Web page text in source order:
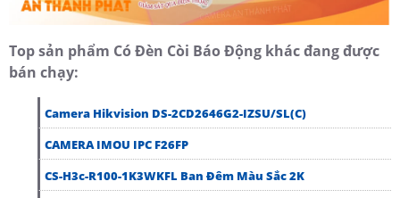
Top sản phẩm Có Đèn Còi Báo Động khác đang được
bán chạy:
Camera Hikvision DS-2CD2646G2-IZSU/SL(C)
CAMERA IMOU IPC F26FP
CS-H3c-R100-1K3WKFL Ban Đêm Màu Sắc 2K